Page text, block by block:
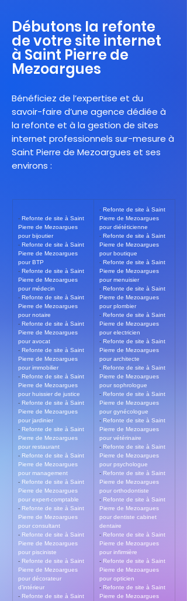
Débutons la refonte
de votre site internet
à Saint Pierre de
Mezoargues
Bénéficiez de l’expertise et du
savoir-faire d’une agence dédiée à
la refonte et à la gestion de sites
internet professionnels sur-mesure à
Saint Pierre de Mezoargues et ses
environs :
- Refonte de site à Saint
Pierre de Mezoargues
pour bijoutier
- Refonte de site à Saint
Pierre de Mezoargues
pour BTP
- Refonte de site à Saint
Pierre de Mezoargues
pour médecin
- Refonte de site à Saint
Pierre de Mezoargues
pour notaire
- Refonte de site à Saint
Pierre de Mezoargues
pour avocat
- Refonte de site à Saint
Pierre de Mezoargues
pour immobilier
- Refonte de site à Saint
Pierre de Mezoargues
pour huissier de justice
- Refonte de site à Saint
Pierre de Mezoargues
pour jardinier
- Refonte de site à Saint
Pierre de Mezoargues
pour restaurant
- Refonte de site à Saint
Pierre de Mezoargues
pour management
- Refonte de site à Saint
Pierre de Mezoargues
pour expert-comptable
- Refonte de site à Saint
Pierre de Mezoargues
pour consultant
- Refonte de site à Saint
Pierre de Mezoargues
pour pisciniste
- Refonte de site à Saint
Pierre de Mezoargues
pour décorateur
d’intérieur
- Refonte de site à Saint
- Refonte de site à Saint
Pierre de Mezoargues
pour diététicienne
- Refonte de site à Saint
Pierre de Mezoargues
pour boutique
- Refonte de site à Saint
Pierre de Mezoargues
pour menuisier
- Refonte de site à Saint
Pierre de Mezoargues
pour plombier
- Refonte de site à Saint
Pierre de Mezoargues
pour electricien
- Refonte de site à Saint
Pierre de Mezoargues
pour architecte
- Refonte de site à Saint
Pierre de Mezoargues
pour sophrologue
- Refonte de site à Saint
Pierre de Mezoargues
pour gynécologue
- Refonte de site à Saint
Pierre de Mezoargues
pour vétérinaire
- Refonte de site à Saint
Pierre de Mezoargues
pour psychologue
- Refonte de site à Saint
Pierre de Mezoargues
pour orthodontiste
- Refonte de site à Saint
Pierre de Mezoargues
pour dentiste cabinet
dentaire
- Refonte de site à Saint
Pierre de Mezoargues
pour infirmière
- Refonte de site à Saint
Pierre de Mezoargues
pour opticien
- Refonte de site à Saint
Pierre de Mezoargues